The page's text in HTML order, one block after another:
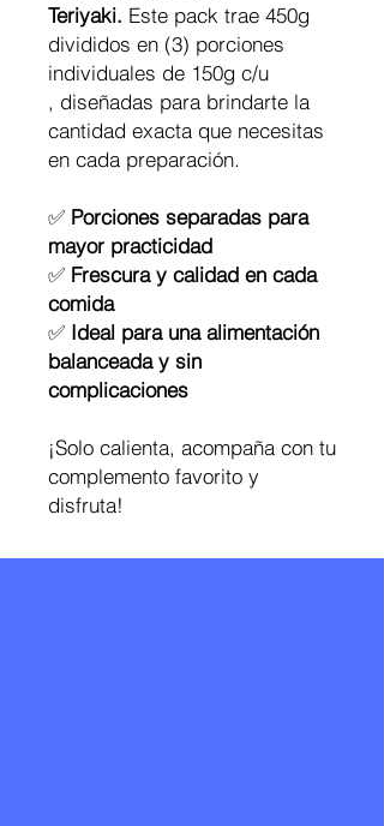
Teriyaki. Este pack trae 450g
divididos en (3) porciones
individuales de 150g c/u
, diseñadas para brindarte la
cantidad exacta que necesitas
en cada preparación.
✅ Porciones separadas para
mayor practicidad
✅ Frescura y calidad en cada
comida
✅ Ideal para una alimentación
balanceada y sin
complicaciones
¡Solo calienta, acompaña con tu
complemento favorito y
disfruta!